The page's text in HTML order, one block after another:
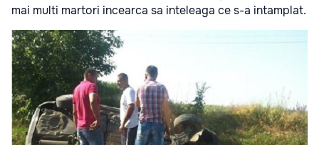
mai multi martori incearca sa inteleaga ce s-a intamplat.